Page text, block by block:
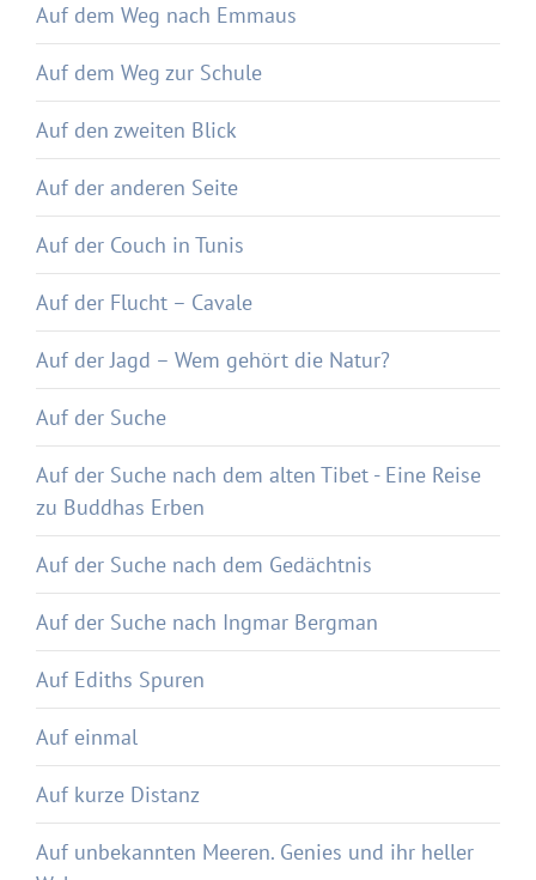
Auf dem Weg nach Emmaus
Auf dem Weg zur Schule
Auf den zweiten Blick
Auf der anderen Seite
Auf der Couch in Tunis
Auf der Flucht – Cavale
Auf der Jagd – Wem gehört die Natur?
Auf der Suche
Auf der Suche nach dem alten Tibet - Eine Reise
zu Buddhas Erben
Auf der Suche nach dem Gedächtnis
Auf der Suche nach Ingmar Bergman
Auf Ediths Spuren
Auf einmal
Auf kurze Distanz
Auf unbekannten Meeren. Genies und ihr heller